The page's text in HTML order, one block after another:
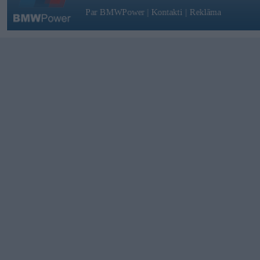
Par BMWPower
Kontakti Reklāma